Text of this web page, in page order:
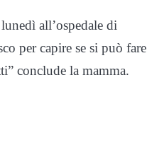
all’ospedale di
per capire se si può fare
conclude la mamma.